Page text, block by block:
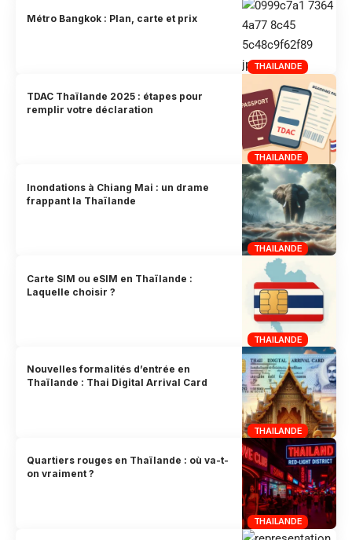
THAILANDE
Métro Bangkok : Plan, carte et prix
THAILANDE
TDAC Thaïlande 2025 : étapes pour
remplir votre déclaration
THAILANDE
Inondations à Chiang Mai : un drame
frappant la Thaïlande
THAILANDE
Carte SIM ou eSIM en Thaïlande :
Laquelle choisir ?
THAILANDE
Nouvelles formalités d’entrée en
Thaïlande : Thai Digital Arrival Card
THAILANDE
Quartiers rouges en Thaïlande : où va-t-
on vraiment ?